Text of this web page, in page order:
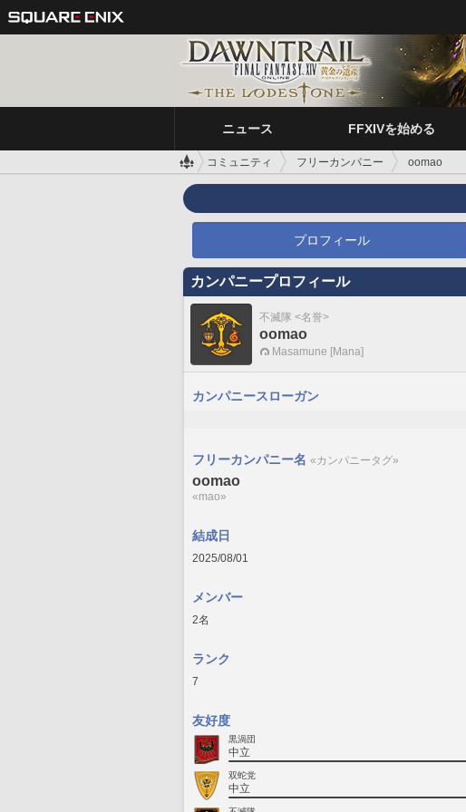
ニュース FFXIVを始める
コミュニティ フリーカンパニー oomao
プロフィール
カンパニープロフィール
不滅隊 <名誉>
oomao
Masamune [Mana]
カンパニースローガン
フリーカンパニー名 «カンパニータグ»
oomao
«mao»
結成日
2025/08/01
メンバー
2名
ランク
7
友好度
黒渦団
中立
双蛇党
中立